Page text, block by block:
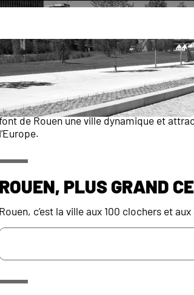
Capitale de la Normandie, Rouen
économiques et
de Rouen une ville dynamique et
l’Europe.
Rouen, plus grand
Rouen, c’est la ville aux 100 clochers et